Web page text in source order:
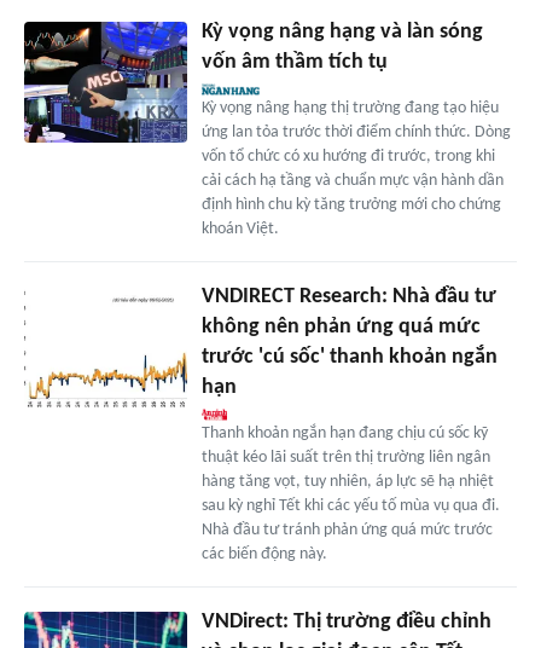
Kỳ vọng nâng hạng và làn sóng
vốn âm thầm tích tụ
Kỳ vọng nâng hạng thị trường đang tạo hiệu
ứng lan tỏa trước thời điểm chính thức. Dòng
vốn tổ chức có xu hướng đi trước, trong khi
cải cách hạ tầng và chuẩn mực vận hành dần
định hình chu kỳ tăng trưởng mới cho chứng
khoán Việt.
VNDIRECT Research: Nhà đầu tư
không nên phản ứng quá mức
trước 'cú sốc' thanh khoản ngắn
hạn
Thanh khoản ngắn hạn đang chịu cú sốc kỹ
thuật kéo lãi suất trên thị trường liên ngân
hàng tăng vọt, tuy nhiên, áp lực sẽ hạ nhiệt
sau kỳ nghỉ Tết khi các yếu tố mùa vụ qua đi.
Nhà đầu tư tránh phản ứng quá mức trước
các biến động này.
VNDirect: Thị trường điều chỉnh